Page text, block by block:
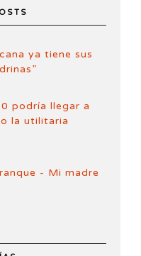
ya tiene sus
podría llegar a
la utilitaria
- Mi madre